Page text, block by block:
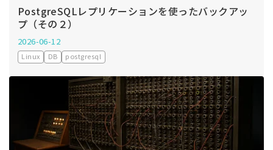
PostgreSQLレプリケーションを使ったバックアッ
プ（その２）
2026-06-12
Linux DB postgresql